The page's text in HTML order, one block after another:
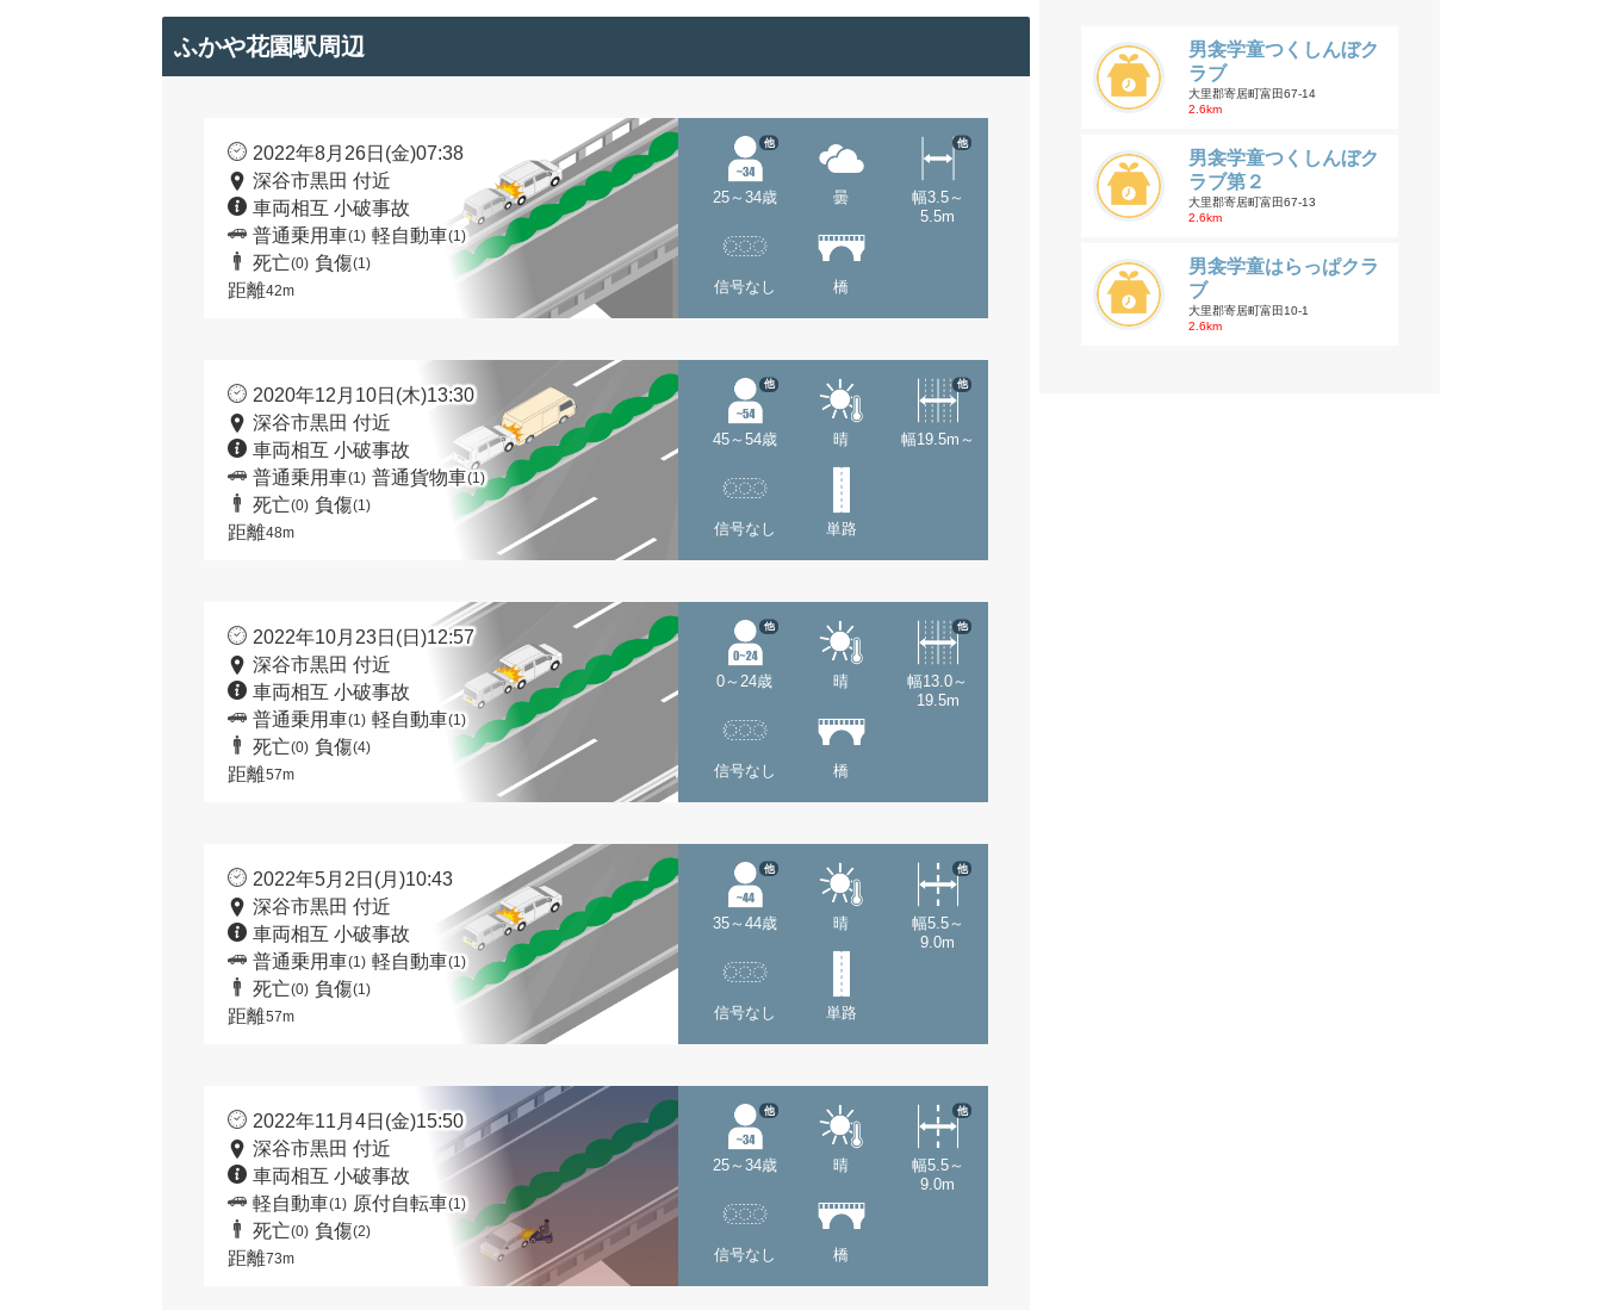
ふかや花園駅周辺
2022年8月26日(金)07:38
深谷市黒田 付近
車両相互 小破事故
普通乗用車(1) 軽自動車(1)
死亡(0) 負傷(1)
距離42m
25～34歳
他
曇
幅3.5～
5.5m
他
信号なし 橋
2020年12月10日(木)13:30
深谷市黒田 付近
車両相互 小破事故
普通乗用車(1) 普通貨物車(1)
死亡(0) 負傷(1)
距離48m
45～54歳
他
晴 幅19.5m～
他
信号なし 単路
2022年10月23日(日)12:57
深谷市黒田 付近
車両相互 小破事故
普通乗用車(1) 軽自動車(1)
死亡(0) 負傷(4)
距離57m
0～24歳
他
晴
幅13.0～
19.5m
他
信号なし 橋
2022年5月2日(月)10:43
深谷市黒田 付近
車両相互 小破事故
普通乗用車(1) 軽自動車(1)
死亡(0) 負傷(1)
距離57m
35～44歳
他
晴
幅5.5～
9.0m
他
信号なし 単路
2022年11月4日(金)15:50
深谷市黒田 付近
車両相互 小破事故
軽自動車(1) 原付自転車(1)
死亡(0) 負傷(2)
距離73m
25～34歳
他
晴
幅5.5～
9.0m
他
信号なし 橋
男衾学童つくしんぼク
ラブ
大里郡寄居町富田67-14
2.6km
男衾学童つくしんぼク
ラブ第２
大里郡寄居町富田67-13
2.6km
男衾学童はらっぱクラ
ブ
大里郡寄居町富田10-1
2.6km